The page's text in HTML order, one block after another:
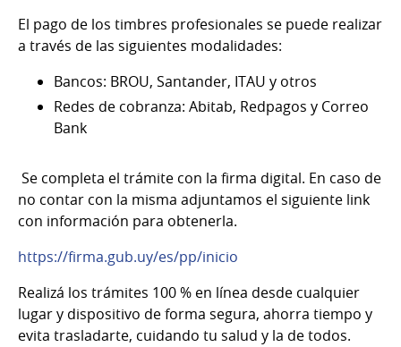
El pago de los timbres profesionales se puede realizar
a través de las siguientes modalidades:
Bancos: BROU, Santander, ITAU y otros
Redes de cobranza: Abitab, Redpagos y Correo
Bank
Se completa el trámite con la firma digital. En caso de
no contar con la misma adjuntamos el siguiente link
con información para obtenerla.
https://firma.gub.uy/es/pp/inicio
Realizá los trámites 100 % en línea desde cualquier
lugar y dispositivo de forma segura, ahorra tiempo y
evita trasladarte, cuidando tu salud y la de todos.